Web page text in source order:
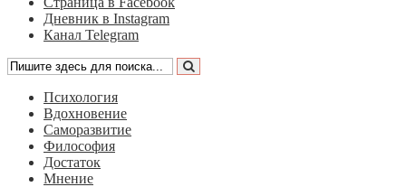
Дневник в Instagram
Канал Telegram
Психология
Вдохновение
Саморазвитие
Философия
Достаток
Мнение